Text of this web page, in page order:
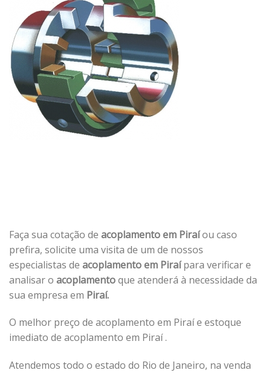
Faça sua cotação de acoplamento em Piraíou caso
prefira, solicite uma visita de um de nossos
especialistas de acoplamento em Piraípara verificar e
analisar o acoplamentoque atenderá à necessidade da
sua empresa em Piraí.
O melhor preço de acoplamento em Piraí e estoque
imediato de acoplamento em Piraí .
Atendemos todo o estado do Rio de Janeiro, na venda